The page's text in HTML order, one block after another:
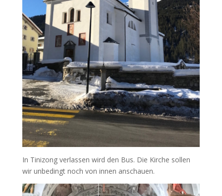
In Tinizong verlassen wird den Bus. Die Kirche sollen
wir unbedingt noch von innen anschauen.